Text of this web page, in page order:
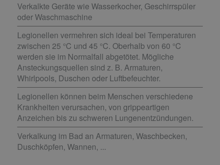
Verkalkte Geräte wie Wasserkocher, Geschirrspüler
oder Waschmaschine
Legionellen vermehren sich ideal bei Temperaturen
zwischen 25 °C und 45 °C. Oberhalb von 60 °C
werden sie im Normalfall abgetötet. Mögliche
Ansteckungsquellen sind z. B. Armaturen,
Whirlpools, Duschen oder Luftbefeuchter.
Legionellen können beim Menschen verschiedene
Krankheiten verursachen, von grippeartigen
Anzeichen bis zu schweren Lungenentzündungen.
Verkalkung im Bad an Armaturen, Waschbecken,
Duschköpfen, Wannen, ...